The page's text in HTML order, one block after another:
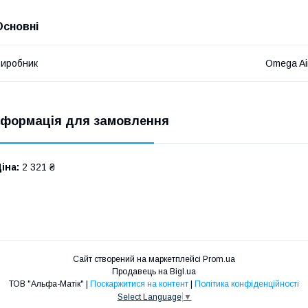
Omega
для замовлення
2 321 ₴
Сайт створений на маркетплейсі Prom.ua
Продавець на Bigl.ua
Поскаржитися на контент
Політика конфіденційності
Select Language ▼